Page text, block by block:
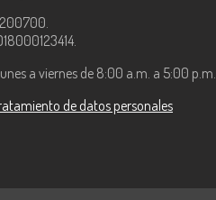
a viernes de 8:00 a.m. a 5:00 p.m.
de datos personales